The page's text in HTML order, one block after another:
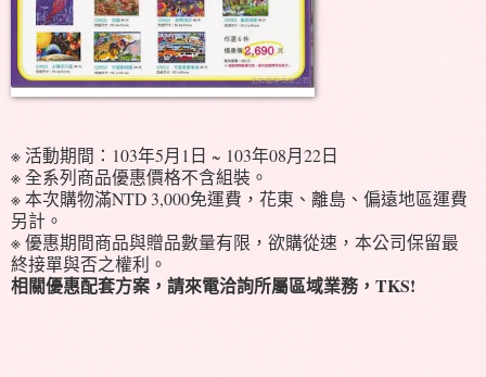
※ 活動期間：103年5月1日 ~ 103年08月22日
※ 全系列商品優惠價格不含組裝。
※ 本次購物滿NTD 3,000免運費，花東、離島、偏遠地區運費
另計。
※ 優惠期間商品與贈品數量有限，欲購從速，本公司保留最
終接單與否之權利。
相關優惠配套方案，請來電洽詢所屬區域業務，TKS!